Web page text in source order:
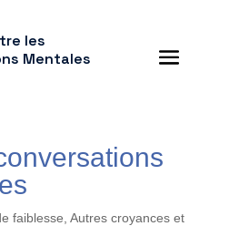
les
Mentales
faiblesse Autres croyances et